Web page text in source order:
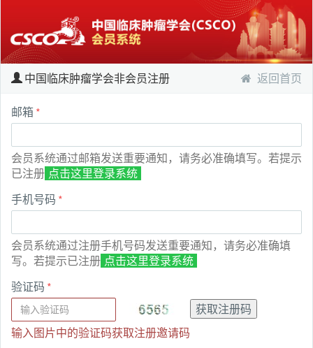
返回首页
中国临床肿瘤学会非会员注册
邮箱 *
会员系统通过邮箱发送重要通知，请务必准确填写。若提示
已注册 点击这里登录系统
手机号码 *
会员系统通过注册手机号码发送重要通知，请务必准确填
写。若提示已注册 点击这里登录系统
验证码 *
输入图片中的验证码获取注册邀请码